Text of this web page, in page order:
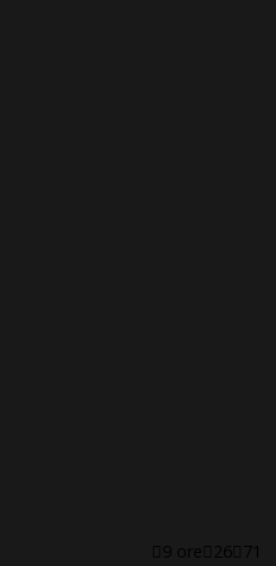
9 ore 26 71